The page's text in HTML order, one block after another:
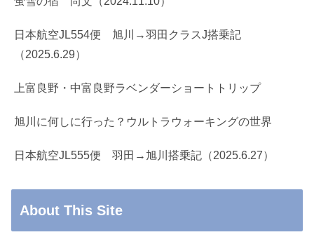
日本航空JL554便 旭川→羽田クラスJ搭乗記
（2025.6.29）
上富良野・中富良野ラベンダーショートトリップ
旭川に何しに行った？ウルトラウォーキングの世界
日本航空JL555便 羽田→旭川搭乗記（2025.6.27）
About This Site